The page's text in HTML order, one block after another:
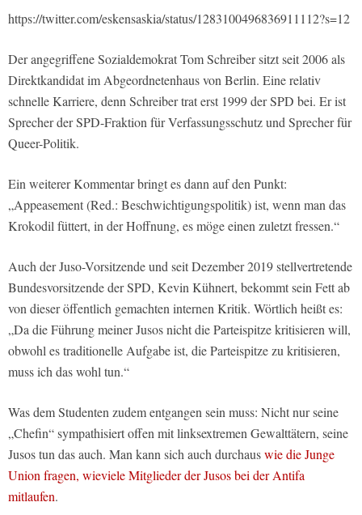
https://twitter.com/eskensaskia/status/1283100496836911112?s=12
Der angegriffene Sozialdemokrat Tom Schreiber sitzt seit 2006 als
Direktkandidat im Abgeordnetenhaus von Berlin. Eine relativ
schnelle Karriere, denn Schreiber trat erst 1999 der SPD bei. Er ist
Sprecher der SPD-Fraktion für Verfassungsschutz und Sprecher für
Queer-Politik.
Ein weiterer Kommentar bringt es dann auf den Punkt:
„Appeasement (Red.: Beschwichtigungspolitik) ist, wenn man das
Krokodil füttert, in der Hoffnung, es möge einen zuletzt fressen.“
Auch der Juso-Vorsitzende und seit Dezember 2019 stellvertretende
Bundesvorsitzende der SPD, Kevin Kühnert, bekommt sein Fett ab
von dieser öffentlich gemachten internen Kritik. Wörtlich heißt es:
„Da die Führung meiner Jusos nicht die Parteispitze kritisieren will,
obwohl es traditionelle Aufgabe ist, die Parteispitze zu kritisieren,
muss ich das wohl tun.“
Was dem Studenten zudem entgangen sein muss: Nicht nur seine
„Chefin“ sympathisiert offen mit linksextremen Gewalttätern, seine
Jusos tun das auch. Man kann sich auch durchauswie die Junge
Union fragen, wieviele Mitglieder der Jusos bei der Antifa
mitlaufen.